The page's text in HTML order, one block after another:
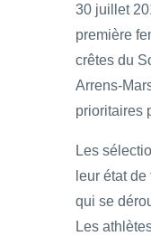
30 juillet
première
crêtes du
Arrens-
prioritaires
Les
leur état
qui se
Les